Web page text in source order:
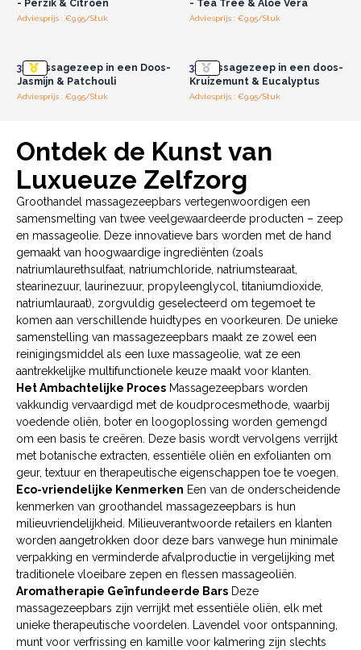
- Perzik & Citroen
Adviesprijs : €9.95/Stuk
- Tea Tree & Aloë Vera
Adviesprijs : €9.95/Stuk
3x Massagezeep in een Doos-
Jasmijn & Patchouli
Adviesprijs : €9.95/Stuk
3x Massagezeep in een doos-
Kruizemunt & Eucalyptus
Adviesprijs : €9.95/Stuk
Ontdek de Kunst van
Luxueuze Zelfzorg
Groothandel massagezeepbars vertegenwoordigen een
samensmelting van twee veelgewaardeerde producten – zeep
en massageolie. Deze innovatieve bars worden met de hand
gemaakt van hoogwaardige ingrediënten (zoals
natriumlaurethsulfaat, natriumchloride, natriumstearaat,
stearinezuur, laurinezuur, propyleenglycol, titaniumdioxide,
natriumlauraat), zorgvuldig geselecteerd om tegemoet te
komen aan verschillende huidtypes en voorkeuren. De unieke
samenstelling van massagezeepbars maakt ze zowel een
reinigingsmiddel als een luxe massageolie, wat ze een
aantrekkelijke multifunctionele keuze maakt voor klanten.
Het Ambachtelijke Proces Massagezeepbars worden
vakkundig vervaardigd met de koudprocesmethode, waarbij
voedende oliën, boter en loogoplossing worden gemengd
om een basis te creëren. Deze basis wordt vervolgens verrijkt
met botanische extracten, essentiële oliën en exfolianten om
geur, textuur en therapeutische eigenschappen toe te voegen.
Eco-vriendelijke Kenmerken Een van de onderscheidende
kenmerken van groothandel massagezeepbars is hun
milieuvriendelijkheid. Milieuverantwoorde retailers en klanten
worden aangetrokken door deze bars vanwege hun minimale
verpakking en verminderde afvalproductie in vergelijking met
traditionele vloeibare zepen en flessen massageoliën.
Aromatherapie Geïnfundeerde Bars Deze
massagezeepbars zijn verrijkt met essentiële oliën, elk met
unieke therapeutische voordelen. Lavendel voor ontspanning,
munt voor verfrissing en kamille voor kalmering zijn slechts